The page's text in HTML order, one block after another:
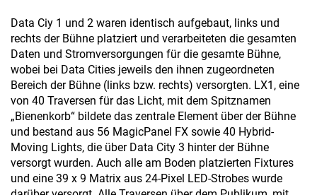
Data Ciy 1 und 2 waren identisch aufgebaut, links und
rechts der Bühne platziert und verarbeiteten die gesamten
Daten und Stromversorgungen für die gesamte Bühne,
wobei bei Data Cities jeweils den ihnen zugeordneten
Bereich der Bühne (links bzw. rechts) versorgten. LX1, eine
von 40 Traversen für das Licht, mit dem Spitznamen
„Bienenkorb“ bildete das zentrale Element über der Bühne
und bestand aus 56 MagicPanel FX sowie 40 Hybrid-
Moving Lights, die über Data City 3 hinter der Bühne
versorgt wurden. Auch alle am Boden platzierten Fixtures
und eine 39 x 9 Matrix aus 24-Pixel LED-Strobes wurde